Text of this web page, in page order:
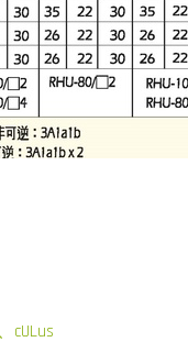
cULus